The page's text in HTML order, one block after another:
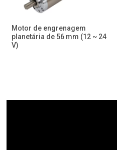
Motor de engrenagem
planetária de 56 mm (12 ~ 24
V)